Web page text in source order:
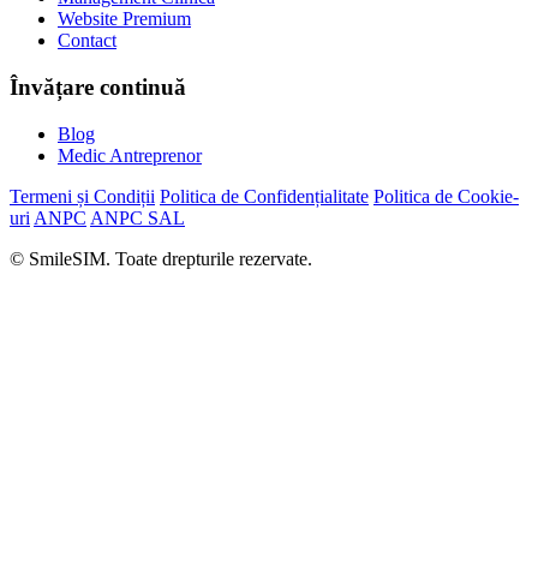
Website Premium
Contact
Învățare continuă
Blog
Medic Antreprenor
Termeni și Condiții Politica de Confidențialitate Politica de Cookie-
uri ANPC ANPC SAL
© SmileSIM. Toate drepturile rezervate.